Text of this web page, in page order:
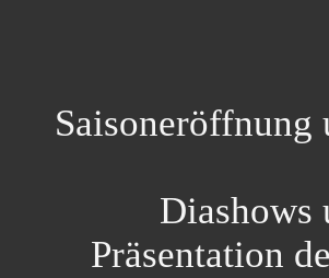
Saisoneröffnung
Diashows
Präsentation